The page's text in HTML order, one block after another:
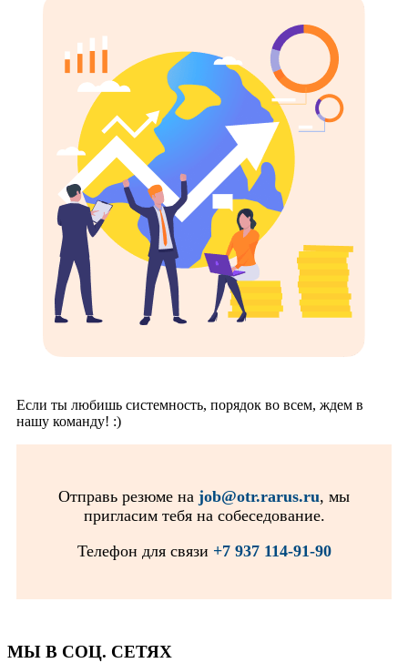
Если ты любишь системность, порядок во всем, ждем в
нашу команду! :)
Отправь резюме на job@otr.rarus.ru, мы
пригласим тебя на собеседование.
Телефон для связи +7 937 114-91-90
МЫ В СОЦ. СЕТЯХ